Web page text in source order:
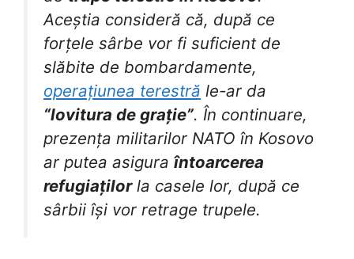
Aceștia consideră că, după ce
forțele sârbe vor fi suficient de
slăbite de bombardamente,
operațiunea terestră le-ar da
“lovitura de grație”. În continuare,
prezența militarilor NATO în Kosovo
ar putea asigura întoarcerea
refugiațilorla casele lor, după ce
sârbii își vor retrage trupele.